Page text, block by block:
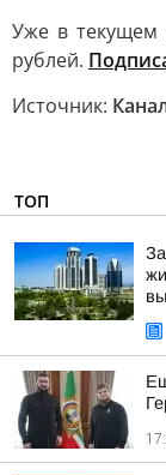
Уже в текущем
рублей.
Источник:
ТОП